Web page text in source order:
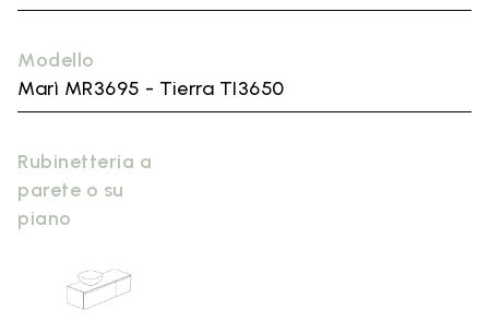
Modello
Marì MR3695 - Tierra TI3650
Rubinetteria a
parete o su
piano